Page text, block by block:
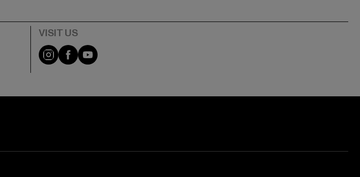
Visit our Instagram page:
Visit our Facebook page:
Visit our YouTube channel: